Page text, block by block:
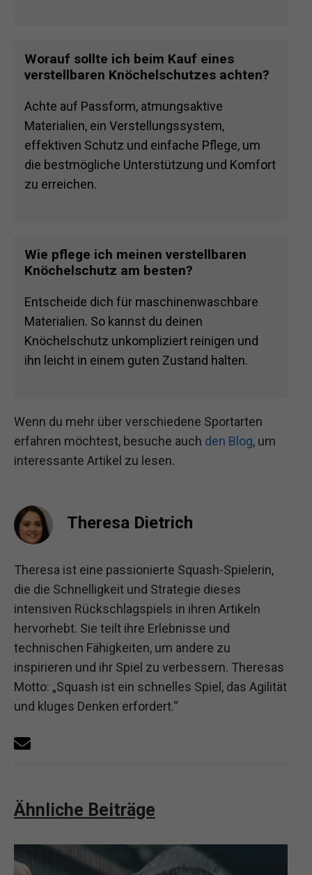
Worauf sollte ich beim Kauf eines
verstellbaren Knöchelschutzes achten?
Achte auf Passform, atmungsaktive
Materialien, ein Verstellungssystem,
effektiven Schutz und einfache Pflege, um
die bestmögliche Unterstützung und Komfort
zu erreichen.
Wie pflege ich meinen verstellbaren
Knöchelschutz am besten?
Entscheide dich für maschinenwaschbare
Materialien. So kannst du deinen
Knöchelschutz unkompliziert reinigen und
ihn leicht in einem guten Zustand halten.
Wenn du mehr über verschiedene Sportarten
erfahren möchtest, besuche auch den Blog, um
interessante Artikel zu lesen.
Theresa Dietrich
Theresa ist eine passionierte Squash-Spielerin,
die die Schnelligkeit und Strategie dieses
intensiven Rückschlagspiels in ihren Artikeln
hervorhebt. Sie teilt ihre Erlebnisse und
technischen Fähigkeiten, um andere zu
inspirieren und ihr Spiel zu verbessern. Theresas
Motto: „Squash ist ein schnelles Spiel, das Agilität
und kluges Denken erfordert.“
Ähnliche Beiträge